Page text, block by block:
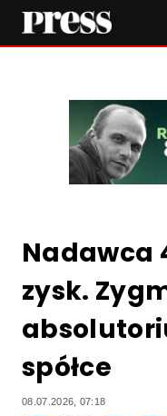
Nadawca
zysk.
spółce
08.07.2026, 07:18